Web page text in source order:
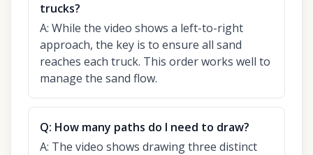
trucks?
A: While the video shows a left-to-right
approach, the key is to ensure all sand
reaches each truck. This order works well to
manage the sand flow.
Q: How many paths do I need to draw?
A: The video shows drawing three distinct